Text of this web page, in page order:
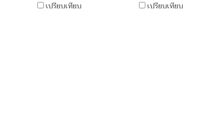
เปรียบเทียบ
เปรียบเทียบ